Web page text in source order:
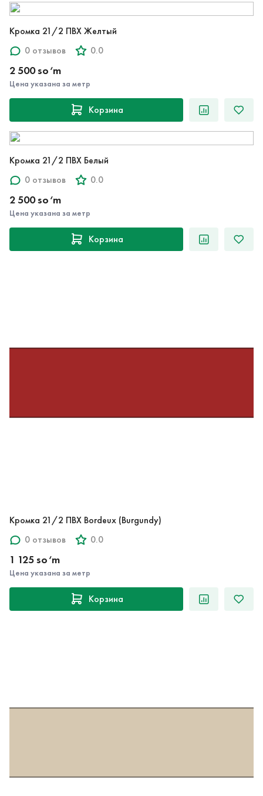
Кромка 21/2 ПВХ Желтый
0 отзывов
0.0
2 500 so‘m
Цена указана за метр
Корзина
Кромка 21/2 ПВХ Белый
0 отзывов
0.0
2 500 so‘m
Цена указана за метр
Корзина
Кромка 21/2 ПВХ Bordeux (Burgundy)
0 отзывов
0.0
1 125 so‘m
Цена указана за метр
Корзина